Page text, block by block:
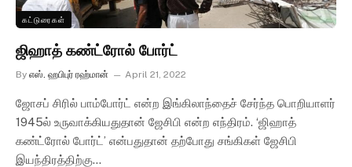
கட்டுரைகள்
ஜிஹாத் கண்ட்ரோல் போர்ட்
By எஸ். ஹபிபுர் ரஹ்மான் April 21, 2022
ஜோசப் சிரில் பாம்போர்ட் என்ற இங்கிலாந்தைச் சேர்ந்த பொறியாளர்
1945ல் உருவாக்கியதுதான் ஜேசிபி என்ற எந்திரம். ‘ஜிஹாத்
கண்ட்ரோல் போர்ட்’ என்பதுதான் தற்போது சங்கிகள் ஜேசிபி
இயந்திரத்திற்கு…